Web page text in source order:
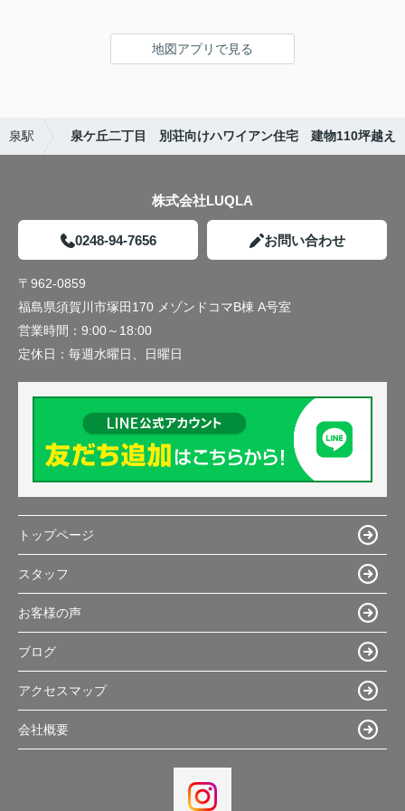
地図アプリで見る
泉駅 泉ケ丘二丁目 別荘向けハワイアン住宅 建物110坪越え
株式会社LUQLA
0248-94-7656 お問い合わせ
〒962-0859
福島県須賀川市塚田170 メゾンドコマB棟 A号室
営業時間： 9:00～18:00
定休日： 毎週水曜日、日曜日
トップページ
スタッフ
お客様の声
ブログ
アクセスマップ
会社概要